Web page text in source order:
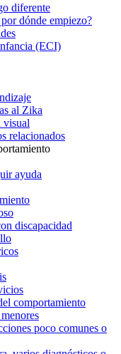
diferente
dónde empiezo?
(ECI)
al Zika
visual
relacionados
ayuda
discapacidad
comportamiento
poco comunes o